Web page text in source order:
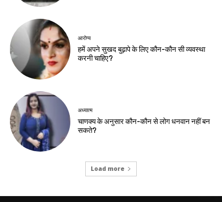
आरोग्य
हमें अपने सुखद बुढ़ापे के लिए कौन-कौन सी व्यवस्था
करनी चाहिए?
अध्यात्म
चाणक्य के अनुसार कौन-कौन से लोग धनवान नहीं बन
सकते?
Load more